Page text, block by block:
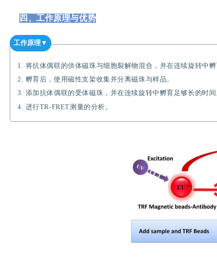
四、工作原理与优势
工作原理 ▼
1. 将抗体偶联的供体磁珠与细胞裂解物混合，并在连续旋转中
2. 孵育后，使用磁性支架收集并分离磁珠与样品。
3. 添加抗体偶联的受体磁珠，并在连续旋转中孵育足够长的时
4. 进行TR-FRET测量的分析。